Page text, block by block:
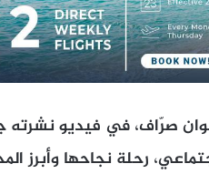
صرّاف، في فيديو نشرته
رحلة نجاحها وأبرز